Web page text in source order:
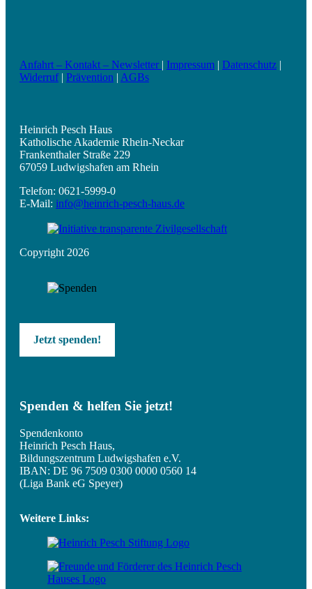
Anfahrt – Kontakt – Newsletter | Impressum | Datenschutz |
Widerruf| Prävention | AGBs
Heinrich Pesch Haus
Katholische Akademie Rhein-Neckar
Frankenthaler Straße 229
67059 Ludwigshafen am Rhein
Telefon: 0621-5999-0
E-Mail: info@heinrich-pesch-haus.de
Copyright 2026
Jetzt spenden!
Spenden & helfen Sie jetzt!
Spendenkonto
Heinrich Pesch Haus,
Bildungszentrum Ludwigshafen e.V.
IBAN: DE 96 7509 0300 0000 0560 14
(Liga Bank eG Speyer)
Weitere Links: